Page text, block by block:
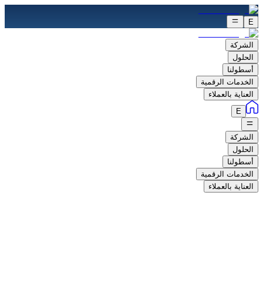
E
الشركة
الحلول
أسطولنا
الخدمات الرقمية
العناية بالعملاء
E
الشركة
الحلول
أسطولنا
الخدمات الرقمية
العناية بالعملاء